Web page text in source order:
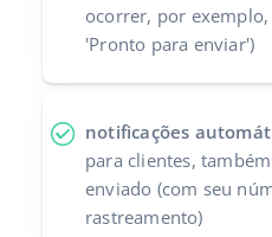
Calculadora de benefícios
Colaboração e parcerias
Parceiros Base
Français
Italiano
polski
português (BR)
ocorrer, por
'Pronto para enviar')
notificações
para clientes,
enviado (com seu
rastreamento)